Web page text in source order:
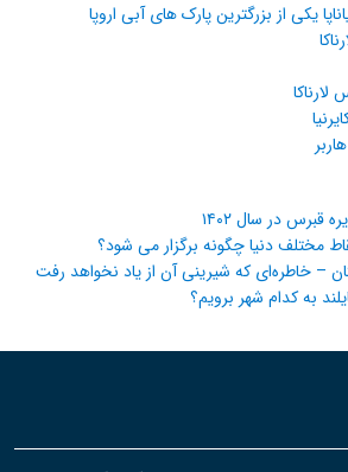
یکی از بزرگترین پارک های آبی اروپا
قبرس در سال ۱۴۰۲
مختلف دنیا چگونه برگزار می شود؟
– خاطره‌ای که شیرینی آن از یاد نخواهد رفت
به کدام شهر برویم؟